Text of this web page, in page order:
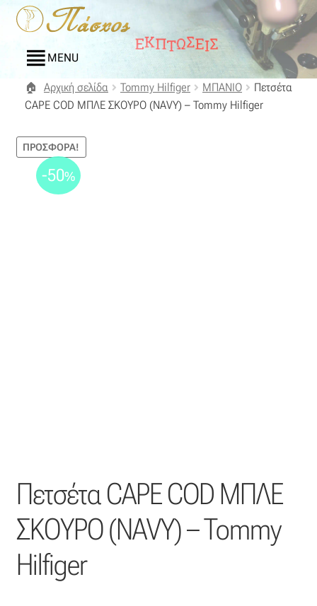
Απευθείας
μετάβαση
στην
πλοήγηση
Μετάβαση
σε
περιεχόμενο
MENU
Αρχική
Compare
Λογαριασμός
Όλα τα υφάσματα
Black-out
Αρχική σελίδα Tommy Hilfiger ΜΠΑΝΙΟ
Πετσέτα
CΑΡΕ CΟD ΜΠΛΕ ΣΚΟΥΡΟ (ΝΑVΥ) – Tommy Hilfiger
ΠΡΟΣΦΟΡΆ!
Πετσέτα CΑΡΕ CΟD ΜΠΛΕ
ΣΚΟΥΡΟ (ΝΑVΥ) – Tommy
Hilfiger
-50%